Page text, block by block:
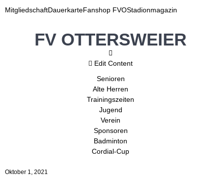
MitgliedschaftDauerkarteFanshop FVOStadionmagazin
FV OTTERSWEIER
Edit Content
Senioren
Alte Herren
Trainingszeiten
Jugend
Verein
Sponsoren
Badminton
Cordial-Cup
Oktober 1, 2021